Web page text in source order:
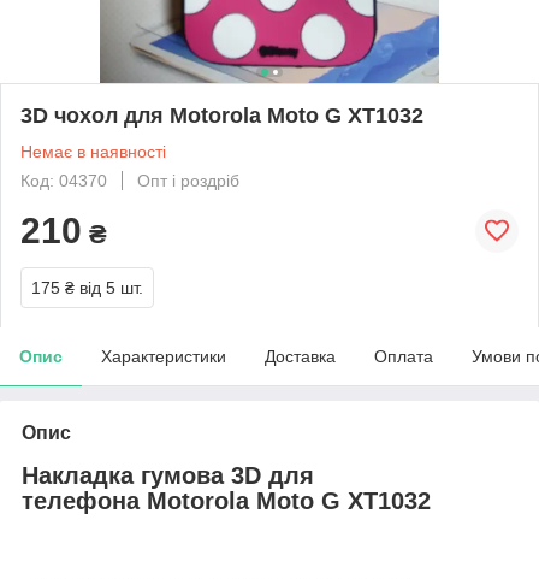
3D чохол для Motorola Moto G XT1032
Немає в наявності
Код: 04370
Опт і роздріб
210 ₴
175 ₴ від 5 шт.
Опис Характеристики Доставка Оплата Умови
Опис
Накладка гумова 3D для
телефона Motorola Moto G XT1032